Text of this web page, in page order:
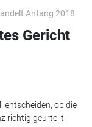
Anfang 2018
Gericht
entscheiden, ob die
richtig geurteilt